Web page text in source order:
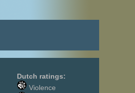
Dutch ratings:
Violence